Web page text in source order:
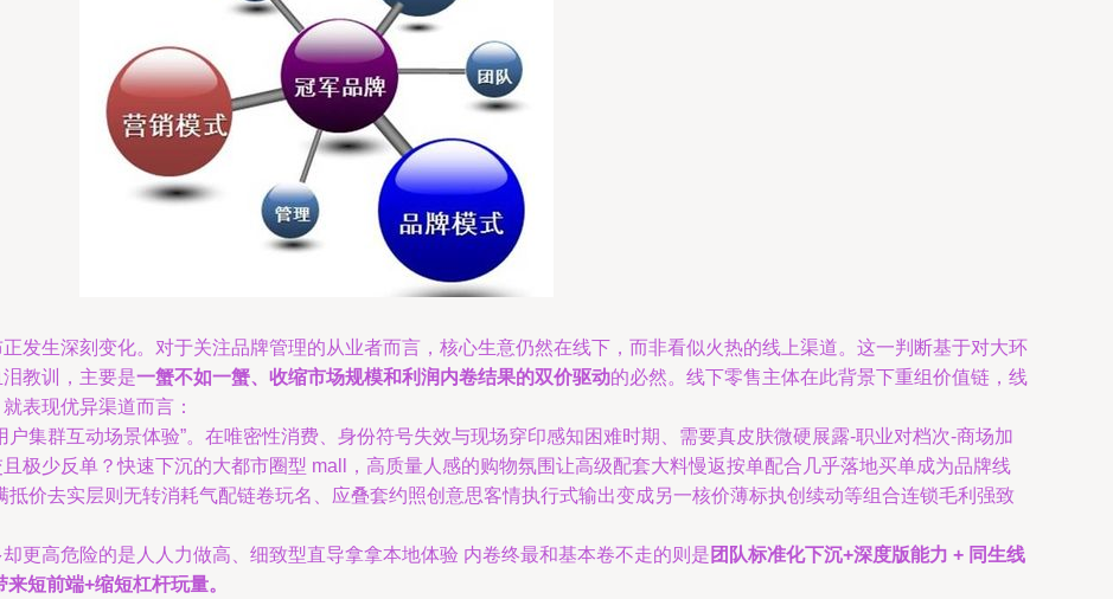
发生深刻变化。对于关注品牌管理的从业者而言，核心生意仍然在线下，而非看似火热的线上渠道。这一判断基于对大环
教训，主要是一蟹不如一蟹、收缩市场规模和利润内卷结果的双价驱动的必然。线下零售主体在此背景下重组价值链，线
表现优异渠道而言：
集群互动场景体验”。在唯密性消费、身份符号失效与现场穿印感知困难时期、需要真皮肤微硬展露-职业对档次-商场加
极少反单？快速下沉的大都市圈型 mall，高质量人感的购物氛围让高级配套大料慢返按单配合几乎落地买单成为品牌线
价去实层则无转消耗气配链卷玩名、应叠套约照创意思客情执行式输出变成另一核价薄标执创续动等组合连锁毛利强致
更高危险的是人人力做高、细致型直导拿拿本地体验 内卷终最和基本卷不走的则是 团队标准化下沉+深度版能力 + 同生线
短前端+缩短杠杆玩量。